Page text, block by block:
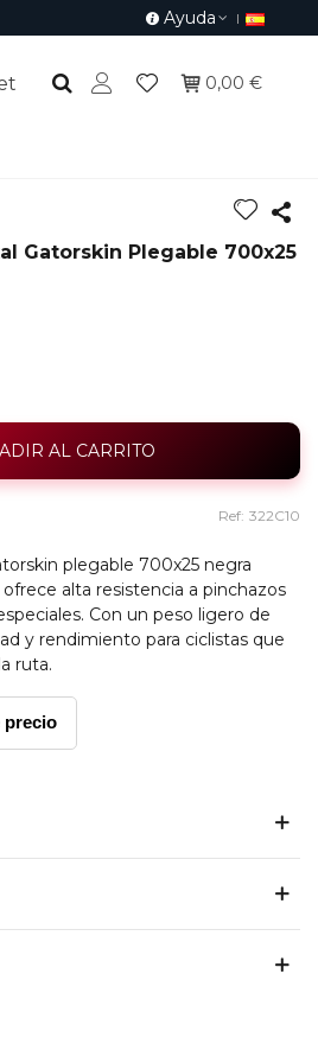
Ayuda
0,00 €
Gatorskin Plegable 700x25
AL CARRITO
Ref: 322C10
plegable 700x25 negra
alta resistencia a pinchazos
Con un peso ligero de
y rendimiento para ciclistas que
ruta.
precio